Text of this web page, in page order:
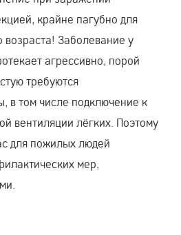
крайне пагубно для
возраста! Заболевание у
агрессивно, порой
требуются
в том числе подключение к
вентиляции лёгких. Поэтому
для пожилых людей
мер,